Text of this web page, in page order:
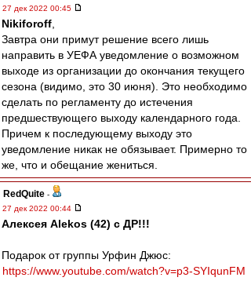
27 дек 2022 00:45
Nikiforoff
Завтра они примут решение всего лишь
направить в УЕФА уведомление о возможном
выходе из организации до окончания текущего
сезона (видимо, это 30 июня). Это необходимо
сделать по регламенту до истечения
предшествующего выходу календарного года.
Причем к последующему выходу это
уведомление никак не обязывает. Примерно то
же, что и обещание жениться.
RedQuite -
27 дек 2022 00:44
Алексея Alekos (42) с ДР!!!
Подарок от группы Урфин Джюс:
https://www.youtube.com/watch?v=p3-SYIqunFM